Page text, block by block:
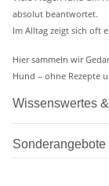
absolut beantwortet.
Im Alltag zeigt sich oft
Hier sammeln wir
Hund – ohne Rezepte
Wissenswertes
Sonderangebote